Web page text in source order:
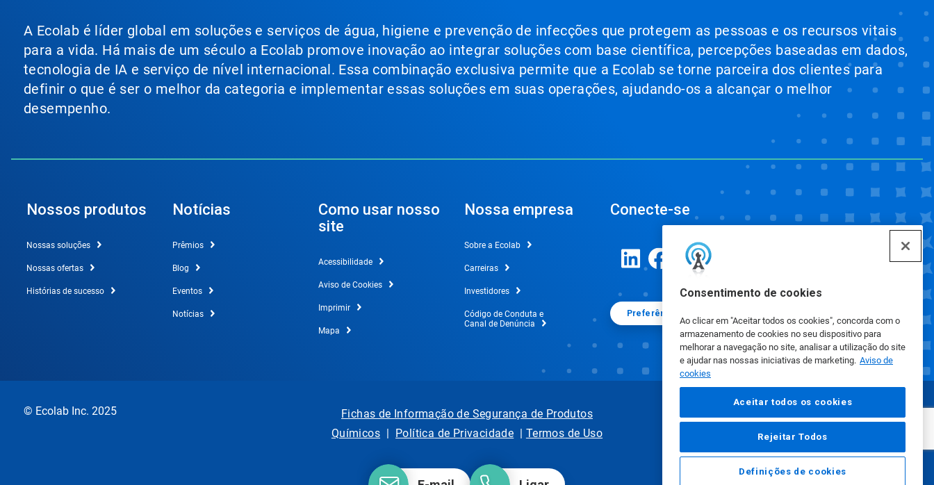
Consentimento de cookies
Ao clicar em "Aceitar todos os cookies", concorda com o
armazenamento de cookies no seu dispositivo para
melhorar a navegação no site, analisar a utilização do site
e ajudar nas nossas iniciativas de marketing. Aviso de
cookies
Aceitar todos os cookies
Rejeitar Todos
Definições de cookies
A Ecolab é líder global em soluções e serviços de água, higiene e prevenção de infecções que protegem as pessoas e os recursos vitais
para a vida. Há mais de um século a Ecolab promove inovação ao integrar soluções com base científica, percepções baseadas em dados,
tecnologia de IA e serviço de nível internacional. Essa combinação exclusiva permite que a Ecolab se torne parceira dos clientes para
definir o que é ser o melhor da categoria e implementar essas soluções em suas operações, ajudando-os a alcançar o melhor
desempenho.
Nossos produtos
Nossas soluções
Nossas ofertas
Histórias de sucesso
Notícias
Prêmios
Blog
Eventos
Notícias
Como usar nosso
site
Acessibilidade
Aviso de Cookies
Imprimir
Mapa
Nossa empresa
Sobre a Ecolab
Carreiras
Investidores
Código de Conduta e
Canal de Denúncia
Conecte-se
Preferências de cookies
© Ecolab Inc. 2025
Fichas de Informação de Segurança de Produtos
Químicos | Política de Privacidade | Termos de Uso